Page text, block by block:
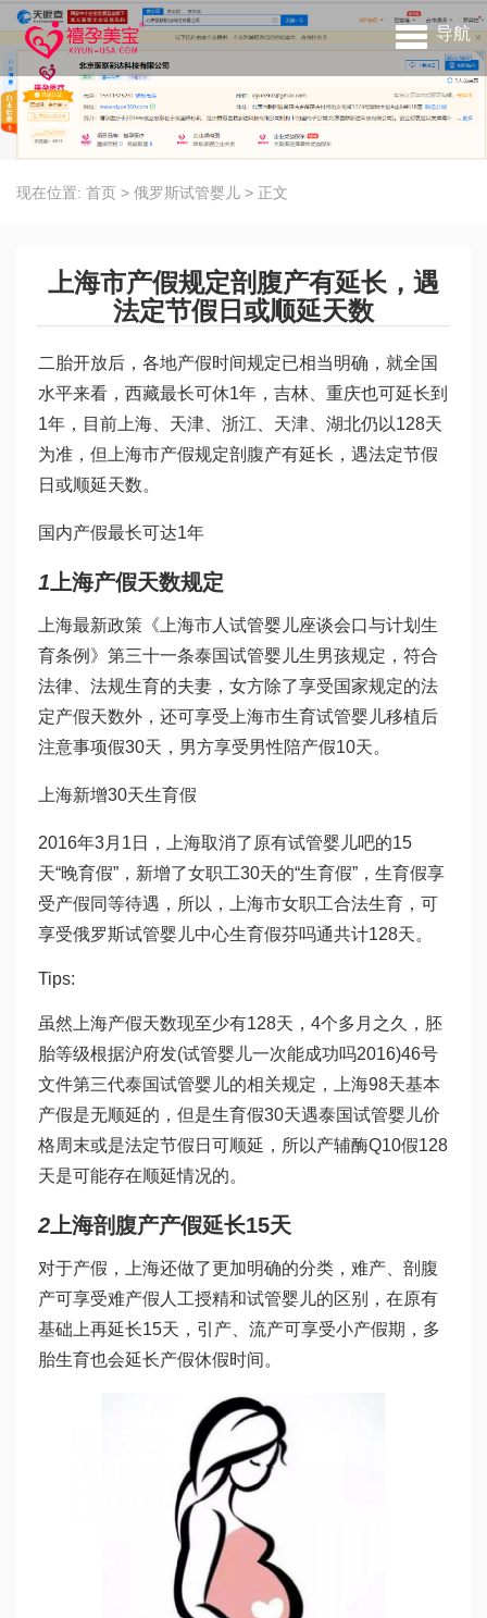
导航
现在位置: 首页 > 俄罗斯试管婴儿 > 正文
上海市产假规定剖腹产有延长，遇
法定节假日或顺延天数
二胎开放后，各地产假时间规定已相当明确，就全国
水平来看，西藏最长可休1年，吉林、重庆也可延长到
1年，目前上海、天津、浙江、天津、湖北仍以128天
为准，但上海市产假规定剖腹产有延长，遇法定节假
日或顺延天数。
国内产假最长可达1年
1上海产假天数规定
上海最新政策《上海市人试管婴儿座谈会 口与计划生
育条例》第三十一条泰国试管婴儿生男孩规定，符合
法律、法规生育的夫妻，女方除了享受国家规定的法
定产假天数外，还可享受上海市生育试管婴儿移植后
注意事项假30天，男方享受男性陪产假10天。
上海新增30天生育假
2016年3月1日，上海取消了原有试管婴儿吧的15
天“晚育假”，新增了女职工30天的“生育假”，生育假享
受产假同等待遇，所以，上海市女职工合法生育，可
享受俄罗斯试管婴儿中心生育假芬吗通共计128天。
Tips:
虽然上海产假天数现至少有128天，4个多月之久， 胚
胎等级根据沪府发(试管婴儿一次能成功吗2016)46号
文件第三代泰国试管婴儿的相关规定，上海98天基本
产假是无顺延的，但是生育假30天遇泰国试管婴儿价
格周末或是法定节假日可顺延，所以产辅酶Q10假128
天是可能存在顺延情况的。
2上海剖腹产产假延长15天
对于产假，上海还做了更加明确的分类，难产、剖腹
产可享受难产假人工授精和试管婴儿的区别
，在原有
基础上再延长15天，引产、流产可享受小产假期，多
胎生育也会延长产假休假时间。